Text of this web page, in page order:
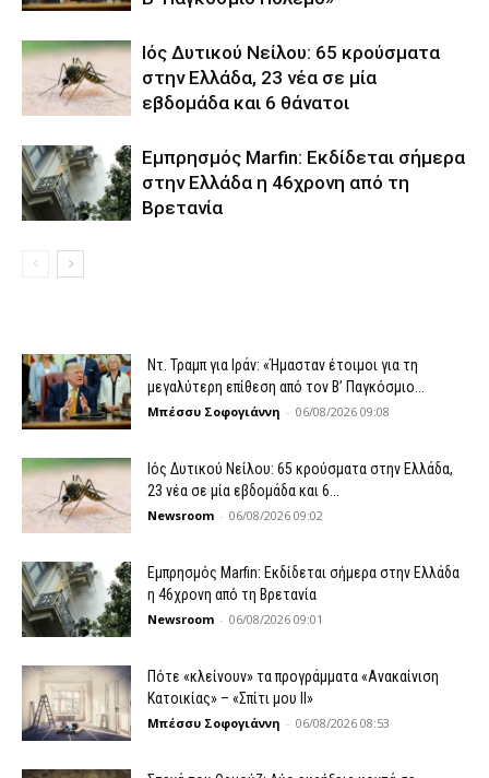
Ιός Δυτικού Νείλου: 65 κρούσματα
στην Ελλάδα, 23 νέα σε μία
εβδομάδα και 6 θάνατοι
Εμπρησμός Marfin: Εκδίδεται σήμερα
στην Ελλάδα η 46χρονη από τη
Βρετανία
Ντ. Τραμπ για Ιράν: «Ήμασταν έτοιμοι για τη
μεγαλύτερη επίθεση από τον Β’ Παγκόσμιο...
Μπέσσυ Σοφογιάννη - 06/08/2026 09:08
Ιός Δυτικού Νείλου: 65 κρούσματα στην Ελλάδα,
23 νέα σε μία εβδομάδα και 6...
Newsroom - 06/08/2026 09:02
Εμπρησμός Marfin: Εκδίδεται σήμερα στην Ελλάδα
η 46χρονη από τη Βρετανία
Newsroom - 06/08/2026 09:01
Πότε «κλείνουν» τα προγράμματα «Ανακαίνιση
Κατοικίας» – «Σπίτι μου ΙΙ»
Μπέσσυ Σοφογιάννη - 06/08/2026 08:53